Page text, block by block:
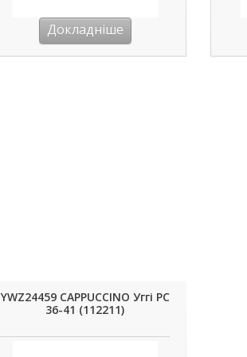
Докладніше
YWZ24459 CAPPUCCINO Уггі РС
36-41 (112211)